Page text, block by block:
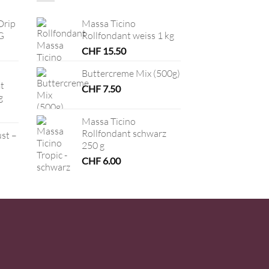
–
Massa Ticino
Rollfondant weiss 1 kg
CHF15.50
Buttercreme Mix (500g)
CHF7.50
Massa Ticino
Rollfondant schwarz
250 g
CHF6.00